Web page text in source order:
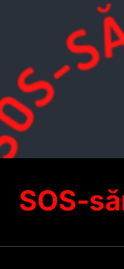
SOS-